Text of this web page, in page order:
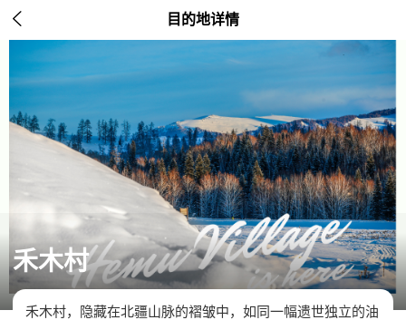
 目的地详情
禾木村
禾木村，隐藏在北疆山脉的褶皱中，如同一幅遗世独立的油